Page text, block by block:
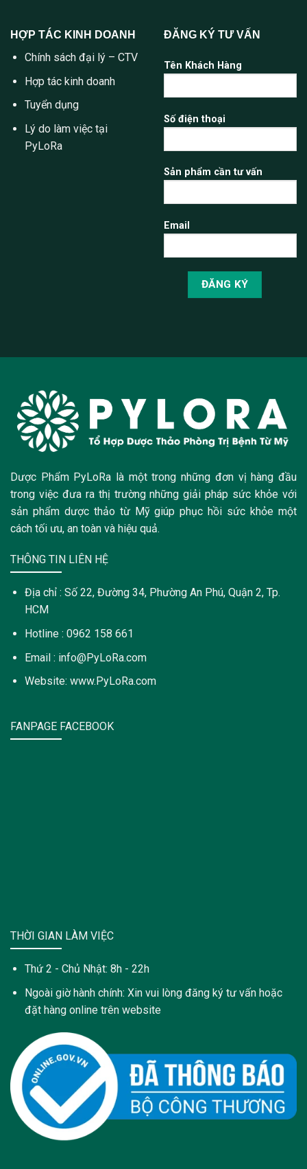
HỢP TÁC KINH DOANH
Chính sách đại lý – CTV
Hợp tác kinh doanh
Tuyển dụng
Lý do làm việc tại
PyLoRa
ĐĂNG KÝ TƯ VẤN
Tên Khách Hàng
Số điện thoại
Sản phẩm cần tư vấn
Email
Dược Phẩm PyLoRa là một trong những đơn vị hàng đầu
trong việc đưa ra thị trường những giải pháp sức khỏe với
sản phẩm dược thảo từ Mỹ giúp phục hồi sức khỏe một
cách tối ưu, an toàn và hiệu quả.
THÔNG TIN LIÊN HỆ
Địa chỉ : Số 22, Đường 34, Phường An Phú, Quận 2, Tp.
HCM
Hotline : 0962 158 661
Email : info@PyLoRa.com
Website: www.PyLoRa.com
FANPAGE FACEBOOK
THỜI GIAN LÀM VIỆC
Thứ 2 - Chủ Nhật: 8h - 22h
Ngoài giờ hành chính: Xin vui lòng đăng ký tư vấn hoặc
đặt hàng online trên website